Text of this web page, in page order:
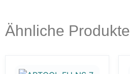
Ähnliche Produkte